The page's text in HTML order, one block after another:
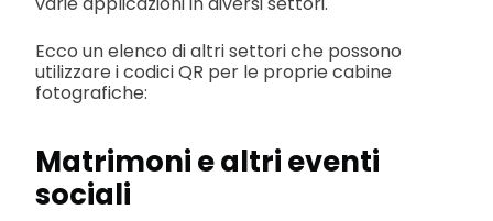
Ecco un elenco di altri settori che possono
utilizzare i codici QR per le proprie cabine
fotografiche:
Matrimoni e altri eventi
sociali